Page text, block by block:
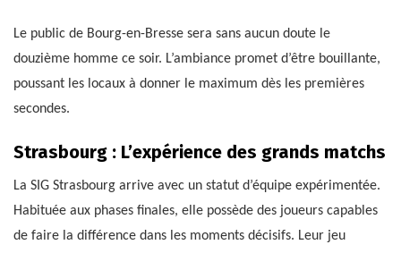
Le public de Bourg-en-Bresse sera sans aucun doute le
douzième homme ce soir. L’ambiance promet d’être bouillante,
poussant les locaux à donner le maximum dès les premières
secondes.
Strasbourg : L’expérience des grands matchs
La SIG Strasbourg arrive avec un statut d’équipe expérimentée.
Habituée aux phases finales, elle possède des joueurs capables
de faire la différence dans les moments décisifs. Leur jeu